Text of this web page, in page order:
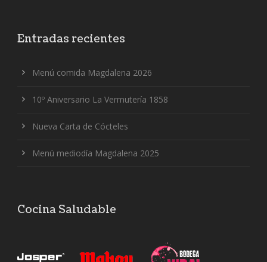
Entradas recientes
Menú comida Magdalena 2026
10º Aniversario La Vermutería 1858
Nueva Carta de Cócteles
Menú mediodía Magdalena 2025
Cocina Saludable